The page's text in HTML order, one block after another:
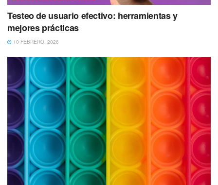
Testeo de usuario efectivo: herramientas y
mejores prácticas
10 FEBRERO, 2026